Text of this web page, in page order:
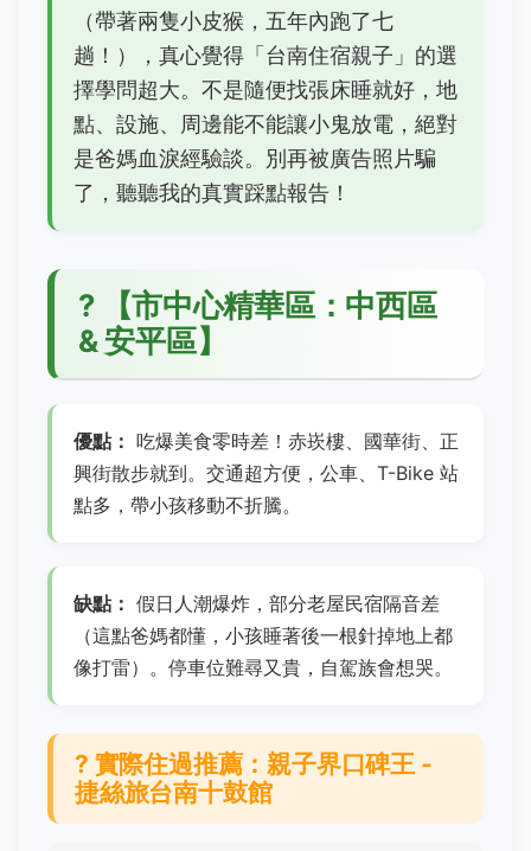
（帶著兩隻小皮猴，五年內跑了七
趟！），真心覺得「台南住宿親子」的選
擇學問超大。不是隨便找張床睡就好，地
點、設施、周邊能不能讓小鬼放電，絕對
是爸媽血淚經驗談。別再被廣告照片騙
了，聽聽我的真實踩點報告！
?️
【市中心精華區：中西區
& 安平區】
優點： 吃爆美食零時差！赤崁樓、國華街、正
興街散步就到。交通超方便，公車、T-Bike 站
點多，帶小孩移動不折騰。
缺點： 假日人潮爆炸，部分老屋民宿隔音差
（這點爸媽都懂，小孩睡著後一根針掉地上都
像打雷）。停車位難尋又貴，自駕族會想哭。
? 實際住過推薦：親子界口碑王 -
捷絲旅台南十鼓館